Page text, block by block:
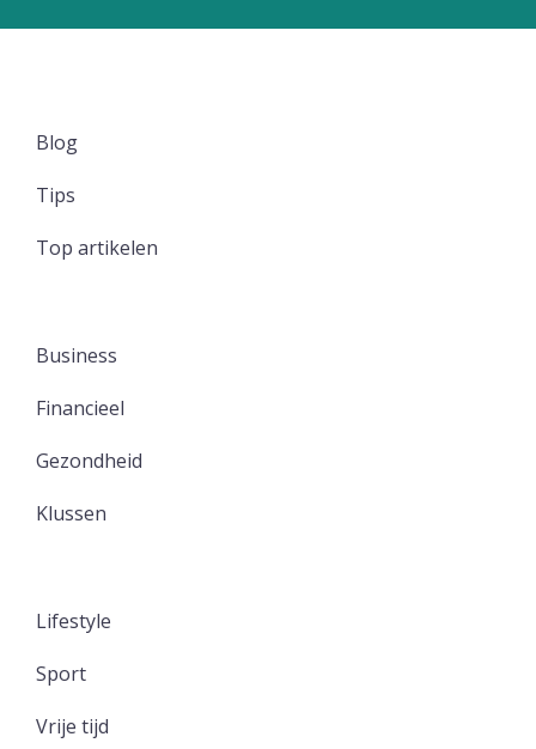
Blog
Tips
Top artikelen
Business
Financieel
Gezondheid
Klussen
Lifestyle
Sport
Vrije tijd